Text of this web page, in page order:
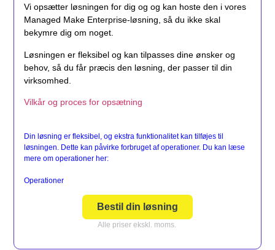
Vi opsætter løsningen for dig og og kan hoste den i vores
Managed Make Enterprise-løsning, så du ikke skal
bekymre dig om noget.
Løsningen er fleksibel og kan tilpasses dine ønsker og
behov, så du får præcis den løsning, der passer til din
virksomhed.
Vilkår og proces for opsætning
Din løsning er fleksibel, og ekstra funktionalitet kan tilføjes til
løsningen. Dette kan påvirke forbruget af operationer. Du kan læse
mere om operationer her:
Operationer
Bestil din løsning
Alle priser ekskl. moms.